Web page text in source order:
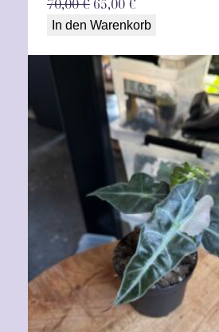
70,00€
Preis
70,00 €
65,00 €
Preis
65,00 €.
In den Warenkorb
Alocasia Amazonica Pink variegata